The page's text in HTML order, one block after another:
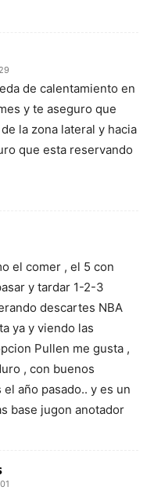
de calentamiento en
y te aseguro que
la zona lateral y hacia
que esta reservando
el comer , el 5 con
y tardar 1-2-3
descartes NBA
ya y viendo las
Pullen me gusta ,
, con buenos
año pasado.. y es un
base jugon anotador